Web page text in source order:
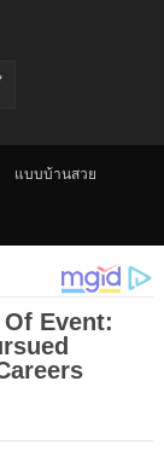
แบบบ้านสวย